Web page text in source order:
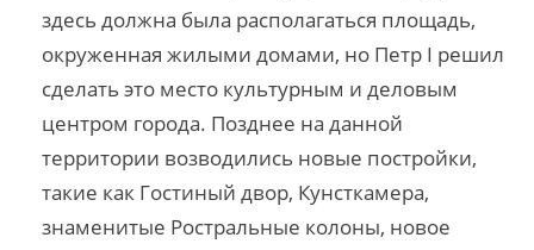
здесь должна была располагаться площадь,
окруженная жилыми домами, но Петр I решил
сделать это место культурным и деловым
центром города. Позднее на данной
территории возводились новые постройки,
такие как Гостиный двор, Кунсткамера,
знаменитые Ростральные колоны, новое